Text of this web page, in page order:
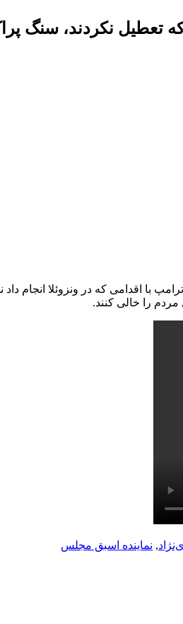
تعطیل نکردند، سنگ
ترامپ با اقدامی که در ونزوئلا انجام
مردم را خالی کنند.
, نماینده اسبق مجلس